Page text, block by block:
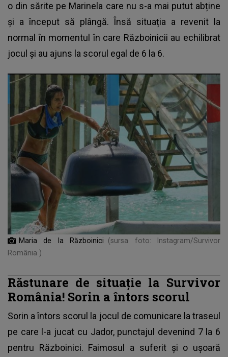
o din sărite pe Marinela care nu s-a mai putut abține
și a început să plângă. Însă situația a revenit la
normal în momentul în care Războinicii au echilibrat
jocul și au ajuns la scorul egal de 6 la 6.
Maria de la Războinici
(sursa foto: Instagram/Survivor
România )
Răstunare de situație la Survivor
România! Sorin a întors scorul
Sorin a întors scorul la jocul de comunicare la traseul
pe care l-a jucat cu Jador, punctajul devenind 7 la 6
pentru Războinici. Faimosul a suferit și o ușoară